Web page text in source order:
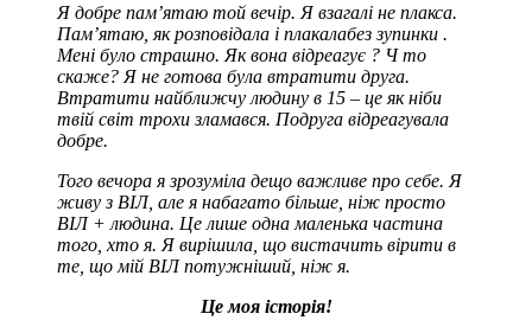
Я добре пам’ятаю той вечір. Я взагалі не плакса.
Пам’ятаю, як розповідала і плакалабез зупинки .
Мені було страшно. Як вона відреагує ? Ч то
скаже? Я не готова була втратити друга.
Втратити найближчу людину в 15 – це як ніби
твій світ трохи зламався. Подруга відреагувала
добре.
Того вечора я зрозуміла дещо важливе про себе. Я
живу з ВІЛ, але я набагато більше, ніж просто
ВІЛ + людина. Це лише одна маленька частина
того, хто я. Я вирішила, що вистачить вірити в
те, що мій ВІЛ потужніший, ніж я.
Це моя історія!